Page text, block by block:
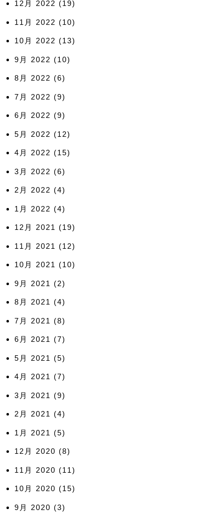
12月 2022 (19)
11月 2022 (10)
10月 2022 (13)
9月 2022 (10)
8月 2022 (6)
7月 2022 (9)
6月 2022 (9)
5月 2022 (12)
4月 2022 (15)
3月 2022 (6)
2月 2022 (4)
1月 2022 (4)
12月 2021 (19)
11月 2021 (12)
10月 2021 (10)
9月 2021 (2)
8月 2021 (4)
7月 2021 (8)
6月 2021 (7)
5月 2021 (5)
4月 2021 (7)
3月 2021 (9)
2月 2021 (4)
1月 2021 (5)
12月 2020 (8)
11月 2020 (11)
10月 2020 (15)
9月 2020 (3)